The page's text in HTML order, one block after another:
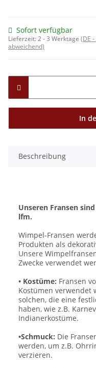
Sofort verfügbar
Lieferzeit:2 - 3 Werktage (DE
abweichend)
In
Beschreibung
Unseren Fransen
lfm.
Wimpel-Fransen
Produkten als
Unsere
Zwecke verwendet
• Kostüme: Fransen
Kostümen verwendet
solchen, die eine
haben, wie z.B.
Indianerkostüme.
•Schmuck: Die
werden, um z.B.
verzieren.